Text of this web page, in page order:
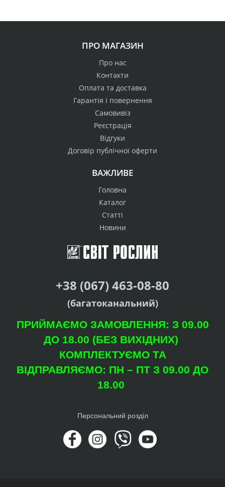
ПРО МАГАЗИН
Про нас
Контакти
Оплата та доставка
Гарантія і повернення
Самовивіз
Реєстрація
Відгуки
Договір публічної оферти
ВАЖЛИВЕ
Головна
Каталог
Статті
Новини
+38 (067) 463-08-80
(багатоканальний)
ПРИЙМАЄМО ЗАМОВЛЕННЯ: З 09.00
ДО 18.00 (БЕЗ ВИХІДНИХ)
КОМПЛЕКТУЄМО ТА
ВІДПРАВЛЯЄМО: ПН – ПТ З 09.00 ДО
18.00
Персональний розділ